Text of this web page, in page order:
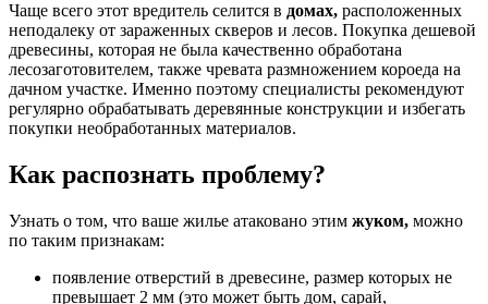
Чаще всего этот вредитель селится в домах, расположенных
неподалеку от зараженных скверов и лесов. Покупка дешевой
древесины, которая не была качественно обработана
лесозаготовителем, также чревата размножением короеда на
дачном участке. Именно поэтому специалисты рекомендуют
регулярно обрабатывать деревянные конструкции и избегать
покупки необработанных материалов.
Как распознать проблему?
Узнать о том, что ваше жилье атаковано этим жуком, можно
по таким признакам:
появление отверстий в древесине, размер которых не
превышает 2 мм (это может быть дом, сарай,